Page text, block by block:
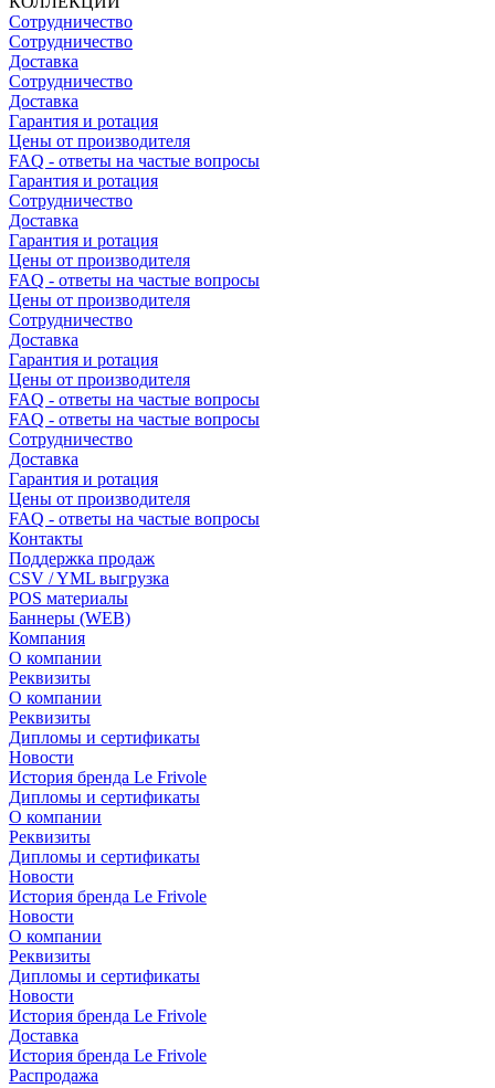
Сотрудничество
Сотрудничество
Доставка
Сотрудничество
Доставка
Гарантия и ротация
Цены от производителя
FAQ - ответы на частые вопросы
Гарантия и ротация
Сотрудничество
Доставка
Гарантия и ротация
Цены от производителя
FAQ - ответы на частые вопросы
Цены от производителя
Сотрудничество
Доставка
Гарантия и ротация
Цены от производителя
FAQ - ответы на частые вопросы
FAQ - ответы на частые вопросы
Сотрудничество
Доставка
Гарантия и ротация
Цены от производителя
FAQ - ответы на частые вопросы
Контакты
Поддержка продаж
CSV / YML выгрузка
POS материалы
Баннеры (WEB)
Компания
О компании
Реквизиты
О компании
Реквизиты
Дипломы и сертификаты
Новости
История бренда Le Frivole
Дипломы и сертификаты
О компании
Реквизиты
Дипломы и сертификаты
Новости
История бренда Le Frivole
Новости
О компании
Реквизиты
Дипломы и сертификаты
Новости
История бренда Le Frivole
Доставка
История бренда Le Frivole
Распродажа